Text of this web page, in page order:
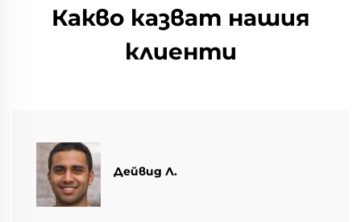
Какво казват нашия
клиенти
Дейвид Л.